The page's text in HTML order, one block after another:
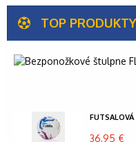
TOP PRODUKTY
36,95 €